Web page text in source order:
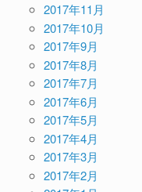
2017年11月
2017年10月
2017年9月
2017年8月
2017年7月
2017年6月
2017年5月
2017年4月
2017年3月
2017年2月